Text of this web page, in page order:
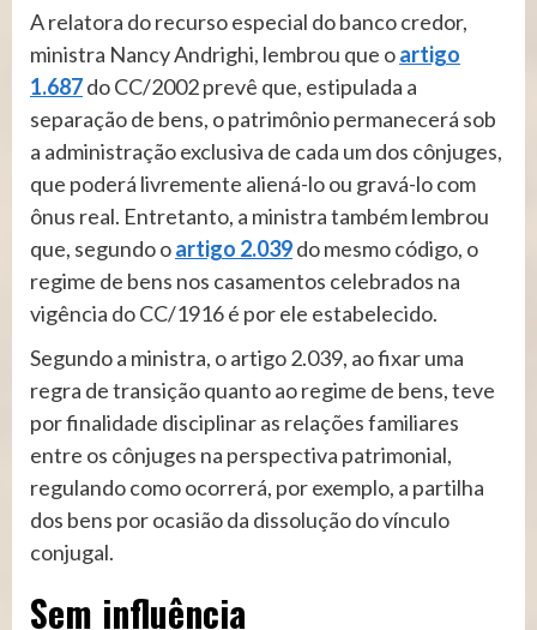
A relatora do recurso especial do banco credor,
ministra Nancy Andrighi, lembrou que oartigo
1.687do CC/2002 prevê que, estipulada a
separação de bens, o patrimônio permanecerá sob
a administração exclusiva de cada um dos cônjuges,
que poderá livremente aliená-lo ou gravá-lo com
ônus real. Entretanto, a ministra também lembrou
que, segundo oartigo 2.039do mesmo código, o
regime de bens nos casamentos celebrados na
vigência do CC/1916 é por ele estabelecido.
Segundo a ministra, o artigo 2.039, ao fixar uma
regra de transição quanto ao regime de bens, teve
por finalidade disciplinar as relações familiares
entre os cônjuges na perspectiva patrimonial,
regulando como ocorrerá, por exemplo, a partilha
dos bens por ocasião da dissolução do vínculo
conjugal.
Sem influê​​ncia